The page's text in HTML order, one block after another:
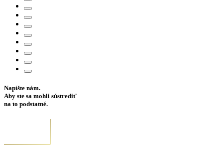
Napíšte nám.
Aby ste sa mohli sústrediť
na to podstatné.